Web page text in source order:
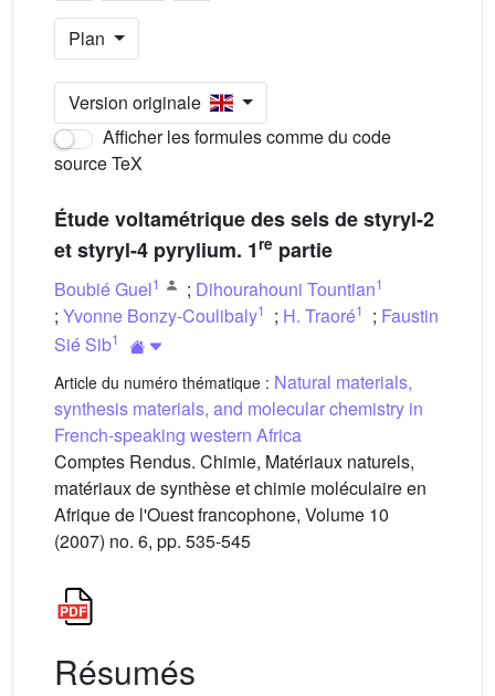
Plan
Version originale
Afficher les formules comme du code
source TeX
Étude voltamétrique des sels de styryl-2
et styryl-4 pyrylium. 1re partie
Boubié Guel1 ; Dihourahouni Tountian1
; Yvonne Bonzy-Coulibaly1 ; H. Traoré1 ; Faustin
Sié Sib1
Article du numéro thématique : Natural materials,
synthesis materials, and molecular chemistry in
French-speaking western Africa
Comptes Rendus. Chimie, Matériaux naturels,
matériaux de synthèse et chimie moléculaire en
Afrique de l'Ouest francophone, Volume 10
(2007) no. 6, pp. 535-545
Résumés